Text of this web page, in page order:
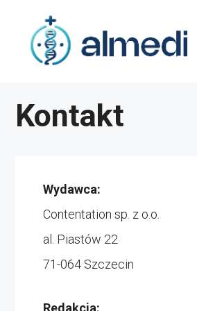
Kontakt
Wydawca:
Contentation sp. z o.o.
al. Piastów 22
71-064 Szczecin